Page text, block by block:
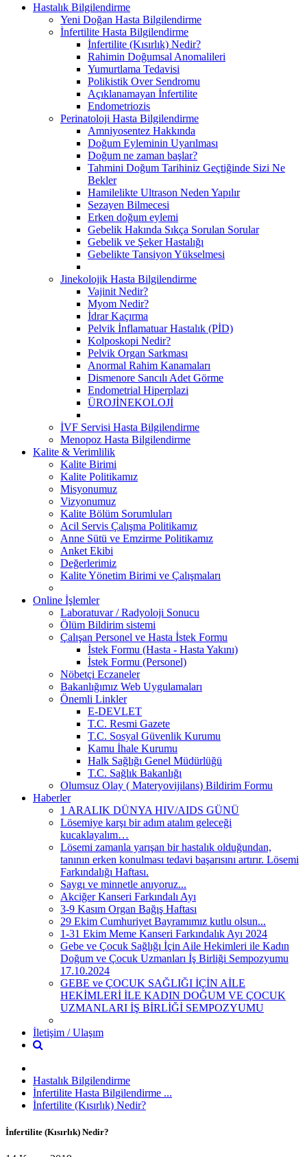
Hastalık Bilgilendirme
Yeni Doğan Hasta Bilgilendirme
İnfertilite Hasta Bilgilendirme
İnfertilite (Kısırlık) Nedir?
Rahimin Doğumsal Anomalileri
Yumurtlama Tedavisi
Polikistik Over Sendromu
Açıklanamayan İnfertilite
Endometriozis
Perinatoloji Hasta Bilgilendirme
Amniyosentez Hakkında
Doğum Eyleminin Uyarılması
Doğum ne zaman başlar?
Tahmini Doğum Tarihiniz Geçtiğinde Sizi Ne
Bekler
Hamilelikte Ultrason Neden Yapılır
Sezayen Bilmecesi
Erken doğum eylemi
Gebelik Hakında Sıkça Sorulan Sorular
Gebelik ve Şeker Hastalığı
Gebelikte Tansiyon Yükselmesi
Jinekolojik Hasta Bilgilendirme
Vajinit Nedir?
Myom Nedir?
İdrar Kaçırma
Pelvik İnflamatuar Hastalık (PİD)
Kolposkopi Nedir?
Pelvik Organ Sarkması
Anormal Rahim Kanamaları
Dismenore Sancılı Adet Görme
Endometrial Hiperplazi
ÜROJİNEKOLOJİ
İVF Servisi Hasta Bilgilendirme
Menopoz Hasta Bilgilendirme
Kalite & Verimlilik
Kalite Birimi
Kalite Politikamız
Misyonumuz
Vizyonumuz
Kalite Bölüm Sorumluları
Acil Servis Çalışma Politikamız
Anne Sütü ve Emzirme Politikamız
Anket Ekibi
Değerlerimiz
Kalite Yönetim Birimi ve Çalışmaları
Online İşlemler
Laboratuvar / Radyoloji Sonucu
Ölüm Bildirim sistemi
Çalışan Personel ve Hasta İstek Formu
İstek Formu (Hasta - Hasta Yakını)
İstek Formu (Personel)
Nöbetçi Eczaneler
Bakanlığımız Web Uygulamaları
Önemli Linkler
E-DEVLET
T.C. Resmi Gazete
T.C. Sosyal Güvenlik Kurumu
Kamu İhale Kurumu
Halk Sağlığı Genel Müdürlüğü
T.C. Sağlık Bakanlığı
Olumsuz Olay ( Materyovijilans) Bildirim Formu
Haberler
1 ARALIK DÜNYA HIV/AIDS GÜNÜ
Lösemiye karşı bir adım atalım geleceği
kucaklayalım…
Lösemi zamanla yarışan bir hastalık olduğundan,
tanının erken konulması tedavi başarısını artırır. Lösemi
Farkındalığı Haftası.
Saygı ve minnetle anıyoruz...
Akciğer Kanseri Farkındalı Ayı
3-9 Kasım Organ Bağış Haftası
29 Ekim Cumhuriyet Bayramımız kutlu olsun...
1-31 Ekim Meme Kanseri Farkındalık Ayı 2024
Gebe ve Çocuk Sağlığı İçin Aile Hekimleri ile Kadın
Doğum ve Çocuk Uzmanları İş Birliği Sempozyumu
17.10.2024
GEBE ve ÇOCUK SAĞLIĞI İÇİN AİLE
HEKİMLERİ İLE KADIN DOĞUM VE ÇOCUK
UZMANLARI İŞ BİRLİĞİ SEMPOZYUMU
İletişim / Ulaşım
Hastalık Bilgilendirme
İnfertilite Hasta Bilgilendirme ...
İnfertilite (Kısırlık) Nedir?
İnfertilite (Kısırlık) Nedir?